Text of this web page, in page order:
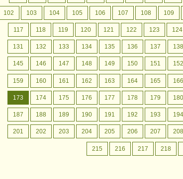
102 103 104 105 106 107 108 109
117 118 119 120 121 122 123 124
131 132 133 134 135 136 137 138
145 146 147 148 149 150 151 152
159 160 161 162 163 164 165 166
173 174 175 176 177 178 179 180
187 188 189 190 191 192 193 194
201 202 203 204 205 206 207 208
215 216 217 218